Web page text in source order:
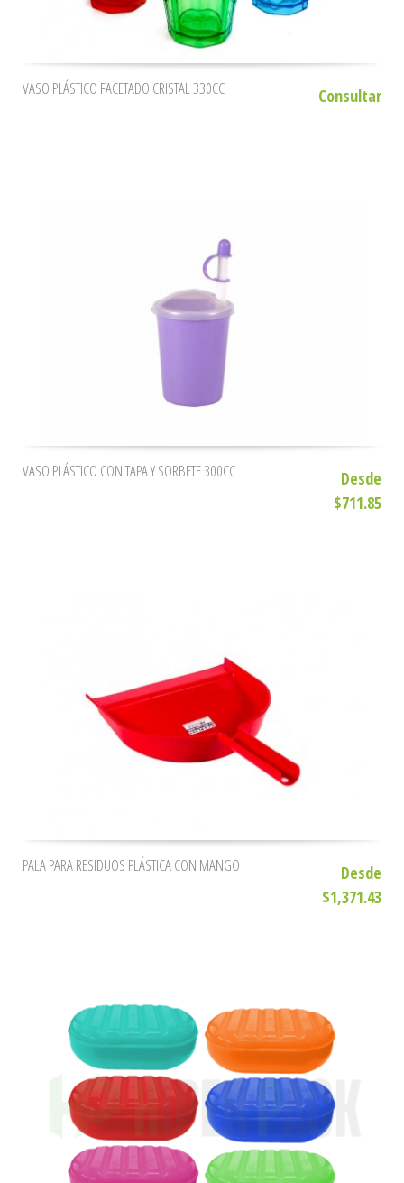
VASO PLÁSTICO FACETADO CRISTAL 330CC Consultar
VASO PLÁSTICO CON TAPA Y SORBETE 300CC
Desde
$711.85
PALA PARA RESIDUOS PLÁSTICA CON MANGO
Desde
$1,371.43